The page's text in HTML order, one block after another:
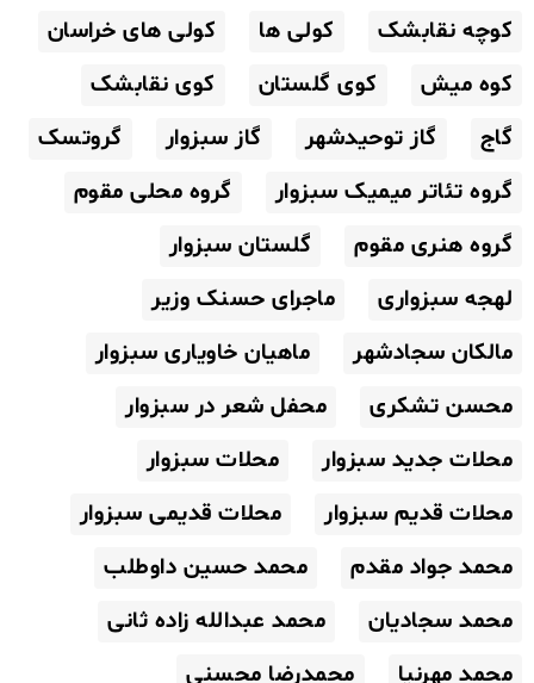
کوچه نقابشک
کولی ها
کولی های خراسان
کوه میش
کوی گلستان
کوی نقابشک
گاج
گاز توحیدشهر گاز سبزوار
گروتسک
گروه تئاتر میمیک سبزوار
گروه محلی مقوم
گروه هنری مقوم
گلستان سبزوار
لهجه سبزواری
ماجرای حسنک وزیر
مالکان سجادشهر
ماهیان خاویاری سبزوار
محسن تشکری
محفل شعر در سبزوار
محلات جدید سبزوار
محلات سبزوار
محلات قدیم سبزوار
محلات قدیمی سبزوار
محمد جواد مقدم
محمد حسین داوطلب
محمد سجادیان
محمد عبدالله زاده ثانی
محمد مهرنیا
محمدرضا محسنی